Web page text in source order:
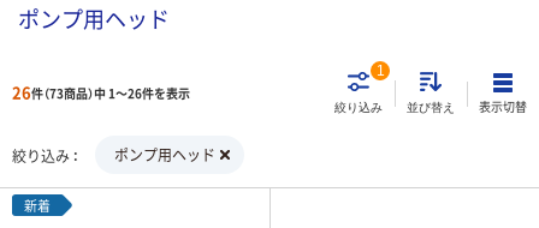
ポンプ用ヘッド
26件（73商品）中 1～26件を表示
絞り込み
1
並び替え 表示切替
絞り込み ポンプ用ヘッド
新着